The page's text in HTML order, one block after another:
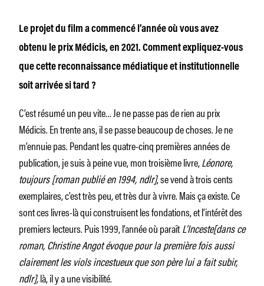
Le projet du film a commencé l’année où vous avez
obtenu le prix Médicis, en 2021. Comment expliquez-vous
que cette reconnaissance médiatique et institutionnelle
soit arrivée si tard ?
C’est résumé un peu vite… Je ne passe pas de rien au prix
Médicis. En trente ans, il se passe beaucoup de choses. Je ne
m’ennuie pas. Pendant les quatre-cinq premières années de
publication, je suis à peine vue, mon troisième livre,Léonore,
toujours [roman publié en 1994, ndlr], se vend à trois cents
exemplaires, c’est très peu, et très dur à vivre. Mais ça existe. Ce
sont ces livres-là qui construisent les fondations, et l’intérêt des
premiers lecteurs. Puis 1999, l’année où paraîtL’Inceste[dans ce
roman, Christine Angot évoque pour la première fois aussi
clairement les viols incestueux que son père lui a fait subir,
ndlr],là, il y a une visibilité.